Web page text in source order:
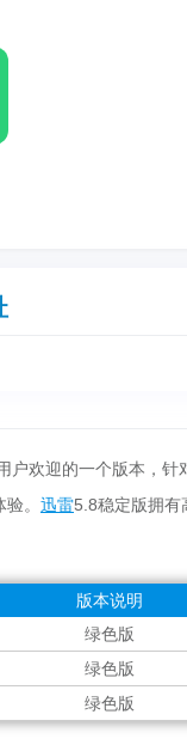
户欢迎的一个版本，针
。 迅雷5.8稳定版拥有
版本说明
绿色版
绿色版
绿色版